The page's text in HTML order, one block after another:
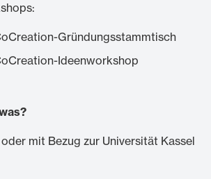
Gründungsstammtisch
Ideenworkshop
mit Bezug zur Universität Kassel